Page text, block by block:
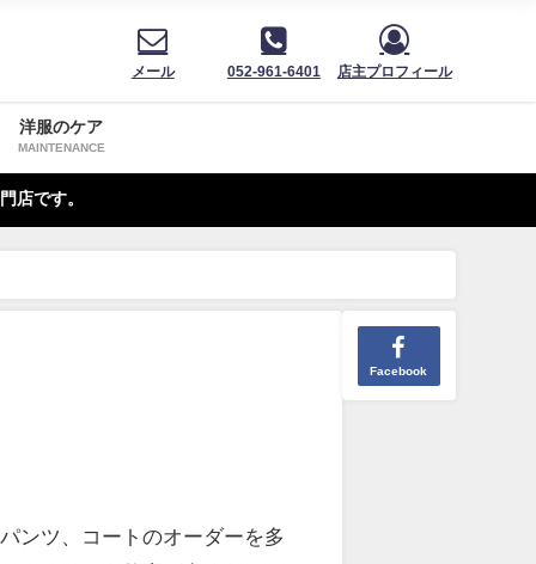
メール 052-961-6401 店主プロフィール
洋服のケア
MAINTENANCE
店です。
Facebook
ンツ、コートのオーダーを多